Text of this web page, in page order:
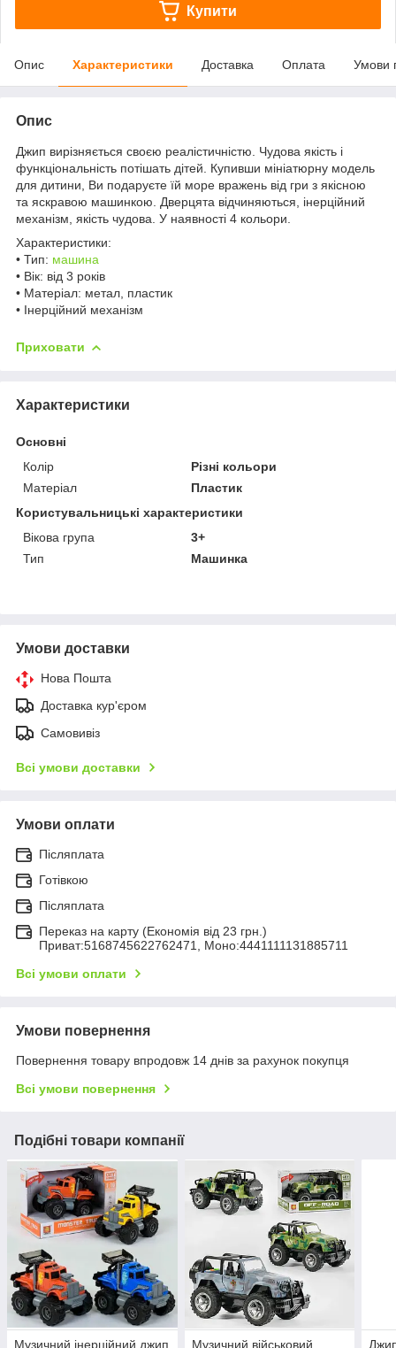
Купити
Опис Характеристики Доставка Оплата Умови
Опис
Джип вирізняється своєю реалістичністю. Чудова якість і
функціональність потішать дітей. Купивши мініатюрну модель
для дитини, Ви подаруєте їй море вражень від гри з якісною
та яскравою машинкою. Дверцята відчиняються, інерційний
механізм, якість чудова. У наявності 4 кольори.
Характеристики:
• Тип: машина
• Вік: від 3 років
• Матеріал: метал, пластик
• Інерційний механізм
Приховати
Характеристики
Основні
Колір
Різні кольори
Матеріал
Пластик
Користувальницькі характеристики
Вікова група
3+
Тип
Машинка
Умови доставки
Нова Пошта
Доставка кур'єром
Самовивіз
Всі умови доставки
Умови оплати
Післяплата
Готівкою
Післяплата
Переказ на карту (Економія від 23 грн.)
Приват:5168745622762471, Моно:4441111131885711
Всі умови оплати
Умови повернення
Повернення товару впродовж 14 днів за рахунок покупця
Всі умови повернення
Подібні товари компанії
Музичний інерційний джип Музичний військовий